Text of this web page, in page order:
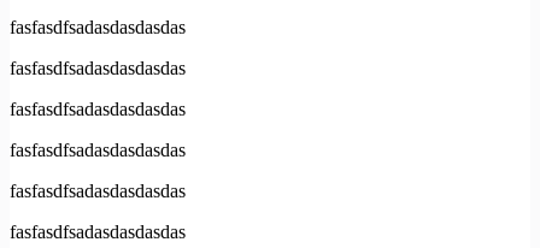
fasfasdfsadasdasdasdas
fasfasdfsadasdasdasdas
fasfasdfsadasdasdasdas
fasfasdfsadasdasdasdas
fasfasdfsadasdasdasdas
fasfasdfsadasdasdasdas